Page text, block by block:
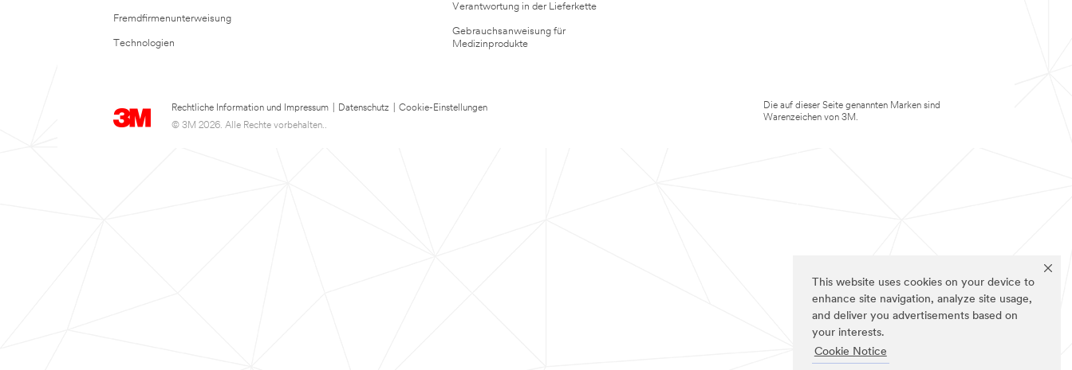
This website uses cookies on your device to
enhance site navigation, analyze site usage,
and deliver you advertisements based on
your interests.
Cookie Notice
Fremdfirmenunterweisung
Technologien
Verantwortung in der Lieferkette
Gebrauchsanweisung für
Medizinprodukte
Rechtliche Information und Impressum Datenschutz
Cookie-Einstellungen
© 3M 2026. Alle Rechte vorbehalten..
Die auf dieser Seite genannten Marken sind
Warenzeichen von 3M.